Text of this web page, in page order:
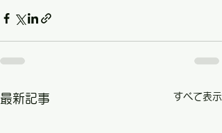
最新記事 すべて表示